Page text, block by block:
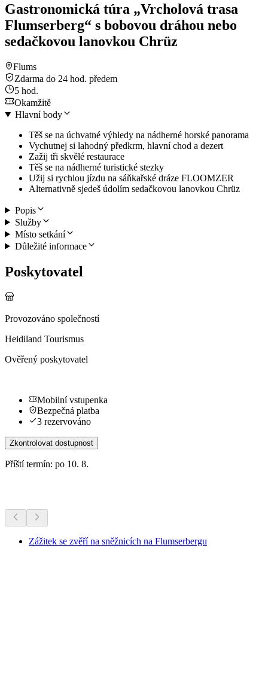
Gastronomická túra „Vrcholová trasa
Flumserberg“ s bobovou dráhou nebo
sedačkovou lanovkou Chrüz
Flums
Zdarma do 24 hod. předem
5 hod.
Okamžitě
Hlavní body
Těš se na úchvatné výhledy na nádherné horské panorama
Vychutnej si lahodný předkrm, hlavní chod a dezert
Zažij tři skvělé restaurace
Těš se na nádherné turistické stezky
Užij si rychlou jízdu na sáňkařské dráze FLOOMZER
Alternativně sjedeš údolím sedačkovou lanovkou Chrüz
Popis
Služby
Místo setkání
Důležité informace
Poskytovatel
Provozováno společností
Heidiland Tourismus
Ověřený poskytovatel
Mobilní vstupenka
Bezpečná platba
3 rezervováno
Zkontrolovat dostupnost
Příští termín: po 10. 8.
Zážitek se zvěří na sněžnicích na Flumserbergu